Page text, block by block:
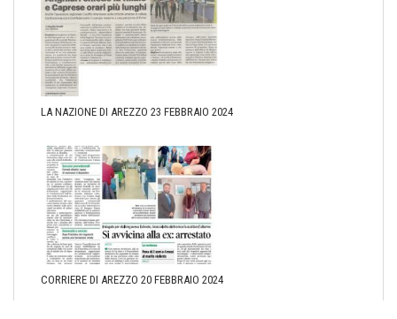
LA NAZIONE DI AREZZO 23 FEBBRAIO 2024
CORRIERE DI AREZZO 20 FEBBRAIO 2024